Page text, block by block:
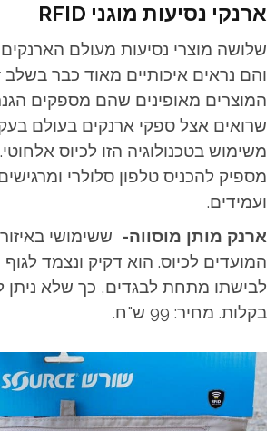
ארנקי נסיעות מוגני RFID
שלושה מוצרי נסיעות מעולם
והם נראים איכותיים מאוד כבר
שרואים אצל ספקי ארנקים בעולם
משימוש בטכנולוגיה הזו לכיוס
מספיק להכניס טלפון סלולרי
ועמידים.
ארנק מותן מוסווה- ששימושי
המועדים לכיוס. הוא דקיק ונצמד לגוף
לבישתו מתחת לבגדים, כך שלא ניתן
בקלות. מחיר: 99 ש"ח.